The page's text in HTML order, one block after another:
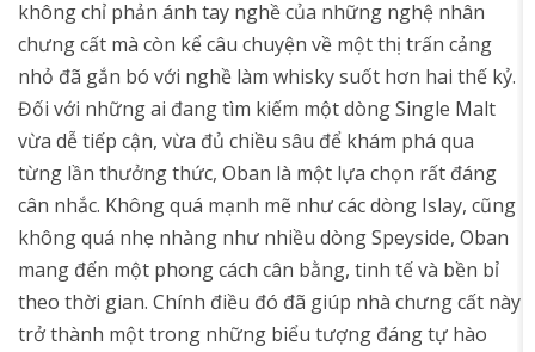
không chỉ phản ánh tay nghề của những nghệ nhân
chưng cất mà còn kể câu chuyện về một thị trấn cảng
nhỏ đã gắn bó với nghề làm whisky suốt hơn hai thế kỷ.
Đối với những ai đang tìm kiếm một dòng Single Malt
vừa dễ tiếp cận, vừa đủ chiều sâu để khám phá qua
từng lần thưởng thức, Oban là một lựa chọn rất đáng
cân nhắc. Không quá mạnh mẽ như các dòng Islay, cũng
không quá nhẹ nhàng như nhiều dòng Speyside, Oban
mang đến một phong cách cân bằng, tinh tế và bền bỉ
theo thời gian. Chính điều đó đã giúp nhà chưng cất này
trở thành một trong những biểu tượng đáng tự hào